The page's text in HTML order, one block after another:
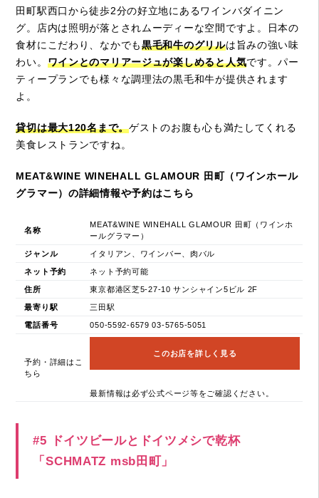
田町駅西口から徒歩2分の好立地にあるワインバダイニン
グ。店内は照明が落とされムーディーな空間ですよ。日本の
食材にこだわり、なかでも黒毛和牛のグリルは旨みの強い味
わい。 ワインとのマリアージュが楽しめると人気です。パー
ティープランでも様々な調理法の黒毛和牛が提供されます
よ。
貸切は最大120名まで。ゲストのお腹も心も満たしてくれる
美食レストランですね。
MEAT&WINE WINEHALL GLAMOUR 田町（ワインホール
グラマー）の詳細情報や予約はこちら
名称
MEAT&WINE WINEHALL GLAMOUR 田町（ワインホ
ールグラマー）
ジャンル イタリアン、ワインバー、肉バル
ネット予約 ネット予約可能
住所 東京都港区芝5-27-10 サンシャイン5ビル 2F
最寄り駅 三田駅
電話番号 050-5592-6579 03-5765-5051
予約・詳細はこ
ちら
このお店を詳しく見る
最新情報は必ず公式ページ等をご確認ください。
#5 ドイツビールとドイツメシで乾杯
「SCHMATZ msb田町」